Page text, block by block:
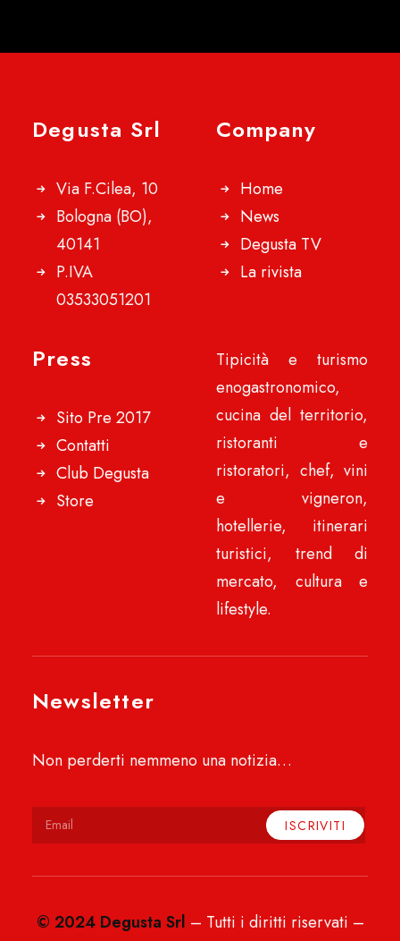
Degusta Srl
Via F.Cilea, 10
Bologna (BO),
40141
P.IVA
03533051201
Company
Home
News
Degusta TV
La rivista
Press
Sito Pre 2017
Contatti
Club Degusta
Store
Tipicità e turismo
enogastronomico,
cucina del territorio,
ristoranti e
ristoratori, chef, vini
e vigneron,
hotellerie, itinerari
turistici, trend di
mercato, cultura e
lifestyle.
Newsletter
Non perderti nemmeno una notizia…
© 2024 Degusta Srl – Tutti i diritti riservati –